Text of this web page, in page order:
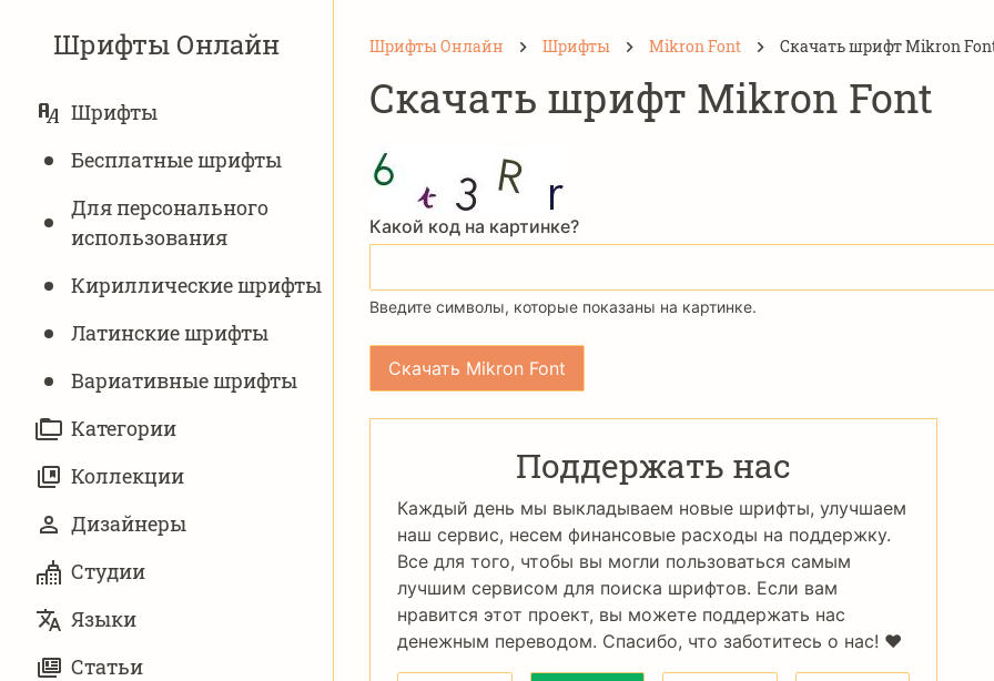
Шрифты Онлайн
НАВИГАЦИЯ
Шрифты
Бесплатные шрифты
Для персонального
использования
Кириллические шрифты
Латинские шрифты
Вариативныe шрифты
Категории
Коллекции
Дизайнеры
Студии
Языки
Статьи
Шрифты Онлайн Шрифты Mikron Font Скачать шрифт Mikron
Скачать шрифт Mikron Font
Какой код на картинке?
Введите символы, которые показаны на картинке.
Поддержать нас
Каждый день мы выкладываем новые шрифты, улучшаем
наш сервис, несем финансовые расходы на поддержку.
Все для того, чтобы вы могли пользоваться самым
лучшим сервисом для поиска шрифтов. Если вам
нравится этот проект, вы можете поддержать нас
денежным переводом. Спасибо, что заботитесь о нас! ❤️